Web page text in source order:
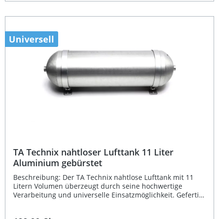
eintragungsfreie Nutzung entfällt zusätzlicher Aufwand
einsatzbereit ist. Mit seinen kompakten Abmessungen von
850 x 170 x 170 mm (bzw. 190 mm mit Halter) lässt sich
der Tank flexibel montieren. Nahtlose Ausführung für
hohe Druckbeständigkeit und Stabilität 19 Liter
Fassungsvermögen aus gebürstetem Aluminium
Eintragungsfrei – keine zusätzliche Abnahme erforderlich
Universell einsetzbar für verschiedene Luftfahrwerk-
Universell
TA Technix nahtloser Lufttank 11 Liter
Aluminium gebürstet
Beschreibung: Der TA Technix nahtlose Lufttank mit 11
Litern Volumen überzeugt durch seine hochwertige
Verarbeitung und universelle Einsatzmöglichkeit. Gefertigt